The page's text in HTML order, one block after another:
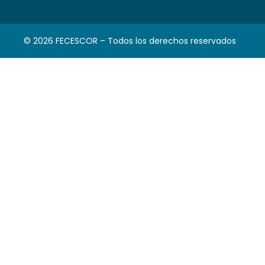
© 2026 FECESCOR – Todos los derechos reservados